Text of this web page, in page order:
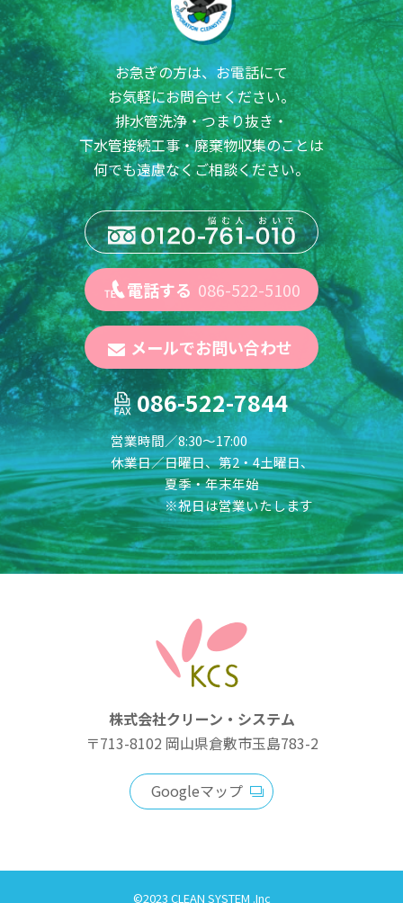
お急ぎの方は、お電話にて
お気軽にお問合せください。
排水管洗浄・つまり抜き・
下水管接続工事・廃棄物収集のことは
何でも遠慮なくご相談ください。
電話する 086-522-5100
メールでお問い合わせ
086-522-7844
営業時間／8:30～17:00
休業日／日曜日、第2・4土曜日、
夏季・年末年始
※祝日は営業いたします
株式会社クリーン・システム
〒713-8102 岡山県倉敷市玉島783-2
Googleマップ
©2023 CLEAN SYSTEM .Inc